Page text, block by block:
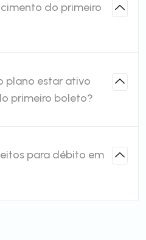
do primeiro
plano estar ativo
primeiro boleto?
para débito em